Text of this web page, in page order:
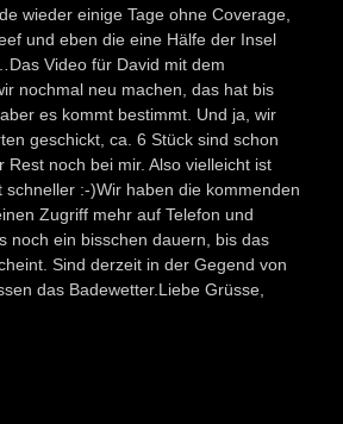
wieder einige Tage ohne Coverage,
und eben die eine Hälfe der Insel
Video für David mit dem
nochmal neu machen, das hat bis
es kommt bestimmt. Und ja, wir
geschickt, ca. 6 Stück sind schon
Rest noch bei mir. Also vielleicht ist
:-)Wir haben die kommenden
Zugriff mehr auf Telefon und
noch ein bisschen dauern, bis das
Sind derzeit in der Gegend von
das Badewetter.Liebe Grüsse,